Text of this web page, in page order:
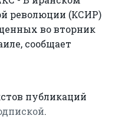
революции (КСИР)
во вторник
сообщает
публикаций
.